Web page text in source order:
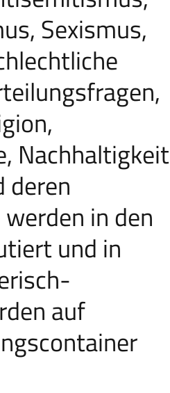
Sexismus,
Nachhaltigkeit
deren
in den
und in
auf